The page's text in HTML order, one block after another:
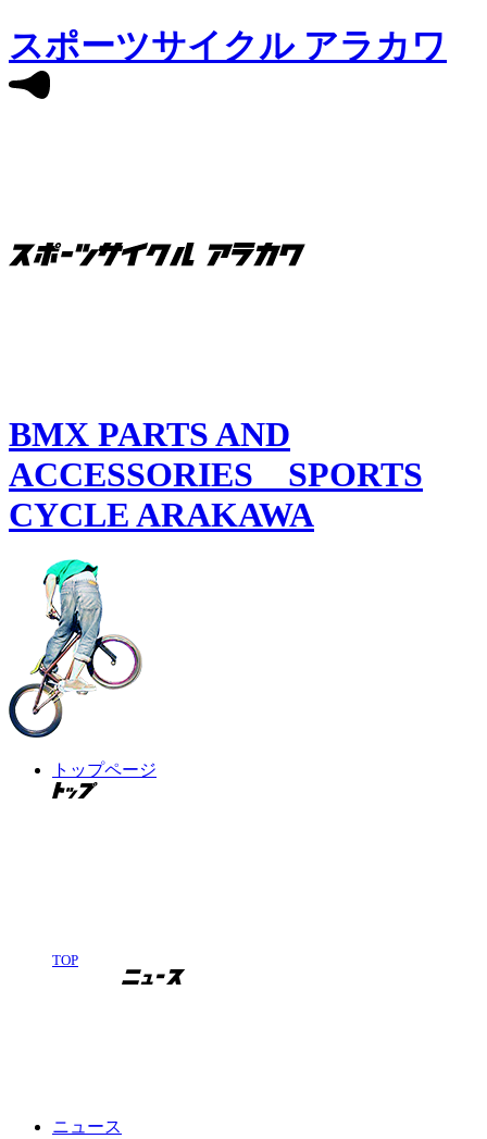
スポーツサイクル アラカワ
BMX PARTS AND
ACCESSORIES SPORTS
CYCLE ARAKAWA
トップページ
TOP
ニュース